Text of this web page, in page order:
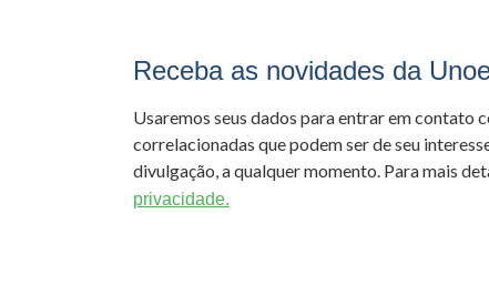
Receba as novidades da
Usaremos seus dados para entrar em contato
correlacionadas que podem ser de seu
divulgação, a qualquer momento. Para mais
privacidade.